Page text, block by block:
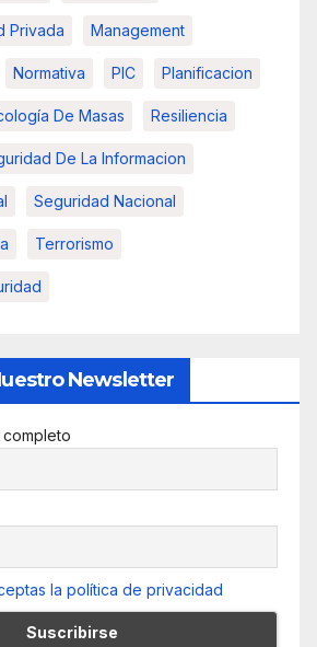
Privada Management
Normativa PIC Planificacion
De Masas Resiliencia
De La Informacion
Seguridad Nacional
Terrorismo
Newsletter
la política de privacidad